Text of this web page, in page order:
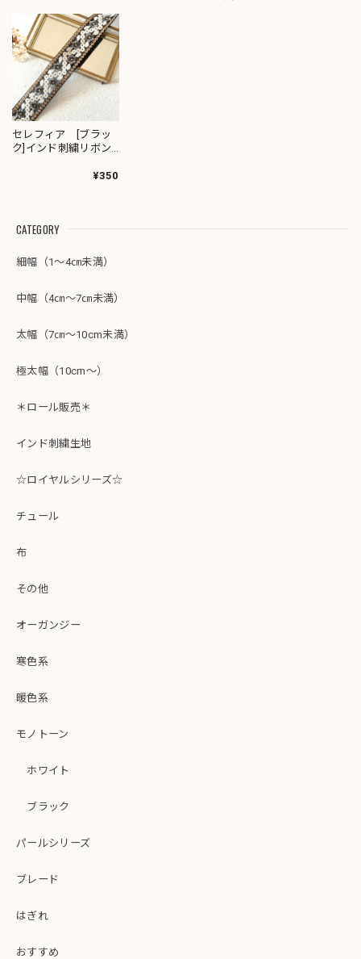
セレフィア [ブラッ
ク]インド刺繍リボン
¥350
CATEGORY
細幅（1～4㎝未満）
中幅（4㎝～7㎝未満）
太幅（7㎝～10cm未満）
極太幅（10cm～）
＊ロール販売＊
インド刺繍生地
☆ロイヤルシリーズ☆
チュール
布
その他
オーガンジー
寒色系
暖色系
モノトーン
ホワイト
ブラック
パールシリーズ
ブレード
はぎれ
おすすめ